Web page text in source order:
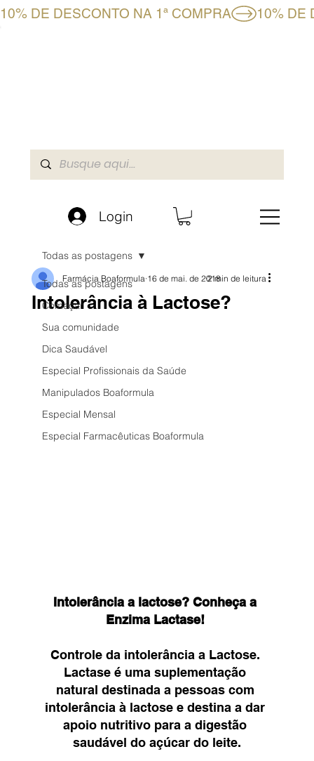
10% DE DESCONTO NA 1ª COMPRA
Login
Todas as postagens
Começar
Sua comunidade
Dica Saudável
Especial Profissionais da Saúde
Manipulados Boaformula
Especial Mensal
Especial Farmacêuticas Boaformula
Todas as postagens
Intolerância à Lactose?
Farmácia Boaformula 16 de mai. de 20182 min de leitura
Intolerância a lactose? Conheça a
Enzima Lactase!
Controle da intolerância a Lactose.
Lactase é uma suplementação
natural destinada a pessoas com
intolerância à lactose e destina a dar
apoio nutritivo para a digestão
saudável do açúcar do leite.